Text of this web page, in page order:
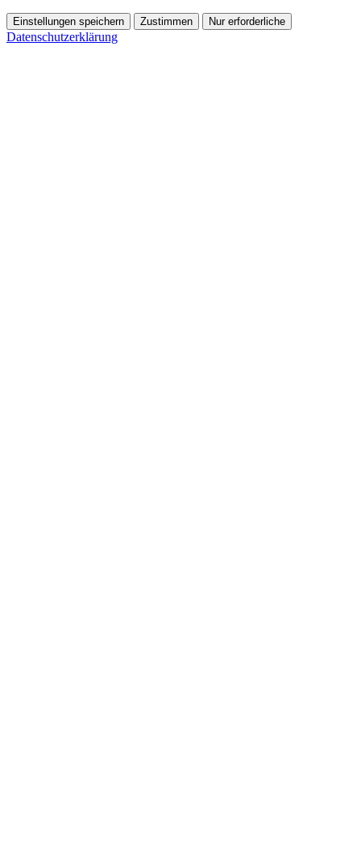
Einstellungen speichern Zustimmen Nur erforderliche
Datenschutzerklärung